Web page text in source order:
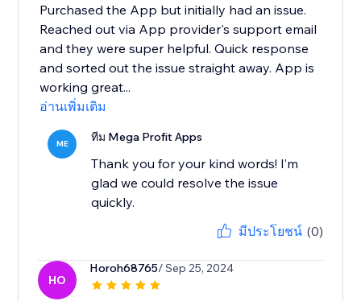
Purchased the App but initially had an issue.
Reached out via App provider's support email
and they were super helpful. Quick response
and sorted out the issue straight away. App is
working great...
อ่านเพิ่มเติม
ME ทีม Mega Profit Apps
Thank you for your kind words! I’m
glad we could resolve the issue
quickly.
มีประโยชน์ (0)
HO
Horoh68765/ Sep 25, 2024